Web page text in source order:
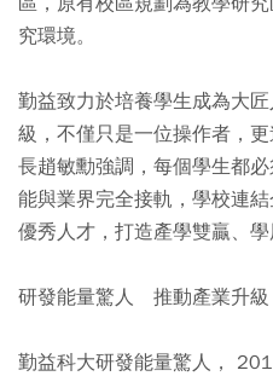
究環境。
勤益致力於培養學生成為大
級，不僅只是一位操作者，
長趙敏勳強調，每個學生都
能與業界完全接軌，學校連
優秀人才，打造產學雙贏、學
研發能量驚人 推動產業升級
勤益科大研發能量驚人，